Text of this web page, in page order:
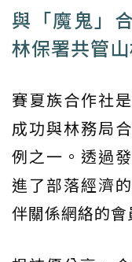
與「魔鬼」
林保署共管
賽夏族合作社
成功與林務局
例之一。透過
進了部落經濟
伴關係網絡的會